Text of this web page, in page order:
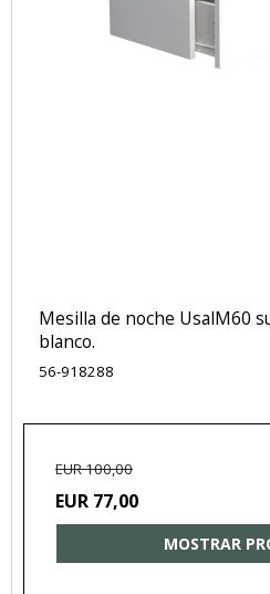
Mesilla de noche UsalM60
blanco.
56-918288
EUR 100,00
EUR 77,00
MOSTRAR